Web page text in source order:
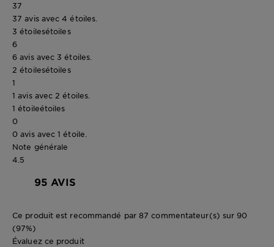
37
37 avis avec 4 étoiles.
3 étoilesétoiles
6
6 avis avec 3 étoiles.
2 étoilesétoiles
1
1 avis avec 2 étoiles.
1 étoileétoiles
0
0 avis avec 1 étoile.
Note générale
4.5
95 AVIS
Ce produit est recommandé par 87 commentateur(s) sur 90
(97%)
Évaluez ce produit